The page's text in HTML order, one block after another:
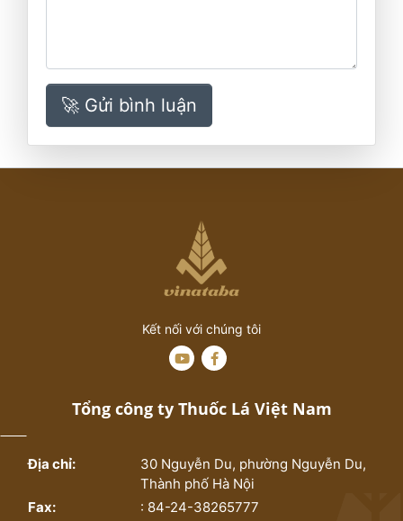
🚀 Gửi bình luận
Kết nối với chúng tôi
Tổng công ty Thuốc Lá Việt Nam
Địa chỉ:
30 Nguyễn Du, phường Nguyễn Du,
Thành phố Hà Nội
Fax:
: 84-24-38265777